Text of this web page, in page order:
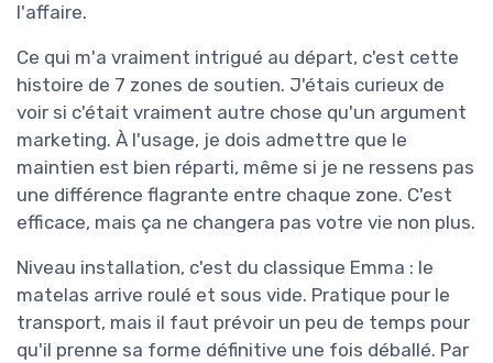
l'affaire.
Ce qui m'a vraiment intrigué au départ, c'est cette
histoire de 7 zones de soutien. J'étais curieux de
voir si c'était vraiment autre chose qu'un argument
marketing. À l'usage, je dois admettre que le
maintien est bien réparti, même si je ne ressens pas
une différence flagrante entre chaque zone. C'est
efficace, mais ça ne changera pas votre vie non plus.
Niveau installation, c'est du classique Emma : le
matelas arrive roulé et sous vide. Pratique pour le
transport, mais il faut prévoir un peu de temps pour
qu'il prenne sa forme définitive une fois déballé. Par